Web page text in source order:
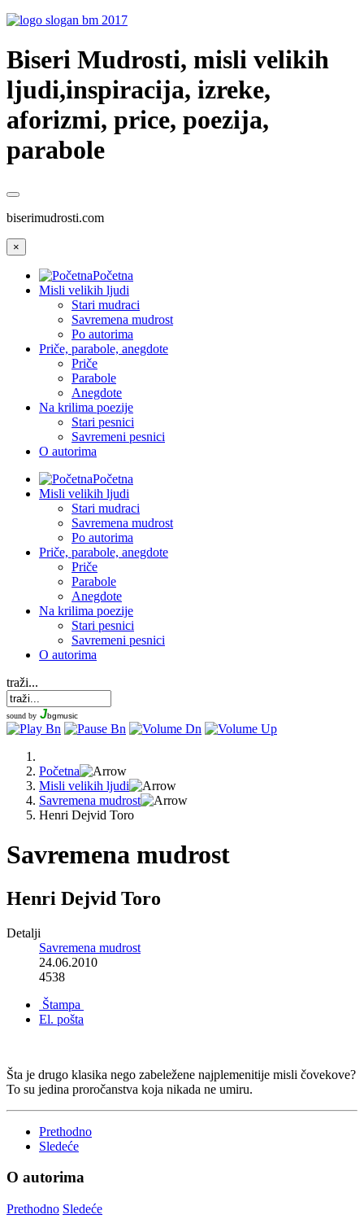
Biseri Mudrosti, misli velikih
ljudi,inspiracija, izreke,
aforizmi, price, poezija,
parabole
biserimudrosti.com
×
Početna
Misli velikih ljudi
Stari mudraci
Savremena mudrost
Po autorima
Priče, parabole, anegdote
Priče
Parabole
Anegdote
Na krilima poezije
Stari pesnici
Savremeni pesnici
O autorima
Početna
Misli velikih ljudi
Stari mudraci
Savremena mudrost
Po autorima
Priče, parabole, anegdote
Priče
Parabole
Anegdote
Na krilima poezije
Stari pesnici
Savremeni pesnici
O autorima
traži...
sound by Jbgmusic
Početna
Misli velikih ljudi
Savremena mudrost
Henri Dejvid Toro
Savremena mudrost
Henri Dejvid Toro
Detalji
Savremena mudrost
24.06.2010
4538
Štampa
El. pošta
Šta je drugo klasika nego zabeležene najplemenitije misli čovekove?
To su jedina proročanstva koja nikada ne umiru.
Prethodno
Sledeće
O autorima
Prethodno Sledeće